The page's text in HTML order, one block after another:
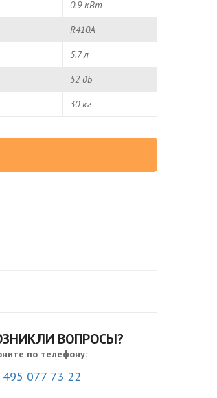
0.9 кВт
R410A
5.7 л
52 дБ
30 кг
ВОПРОСЫ?
по телефону:
495 077 73 22